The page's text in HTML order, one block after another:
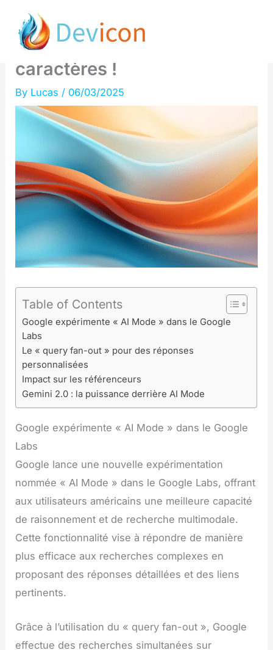
content
découvrez le redoutable AI
Mode en moins de 80
caractères !
By Lucas / 06/03/2025
Table of Contents
Google expérimente « AI Mode » dans le Google
Labs
Le « query fan-out » pour des réponses
personnalisées
Impact sur les référenceurs
Gemini 2.0 : la puissance derrière AI Mode
Google expérimente « AI Mode » dans le Google
Labs
Google lance une nouvelle expérimentation
nommée « AI Mode » dans le Google Labs, offrant
aux utilisateurs américains une meilleure capacité
de raisonnement et de recherche multimodale.
Cette fonctionnalité vise à répondre de manière
plus efficace aux recherches complexes en
proposant des réponses détaillées et des liens
pertinents.
Grâce à l’utilisation du « query fan-out », Google
effectue des recherches simultanées sur